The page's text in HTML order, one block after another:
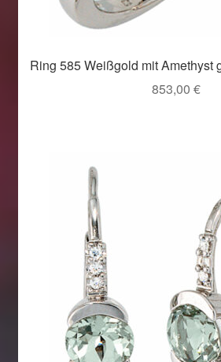
Ring 585 Weißgold mit Amethyst
853,00 €